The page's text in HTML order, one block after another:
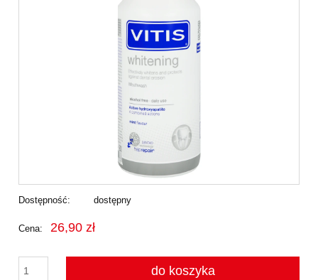
Dostępność: dostępny
Cena: 26,90 zł
do koszyka